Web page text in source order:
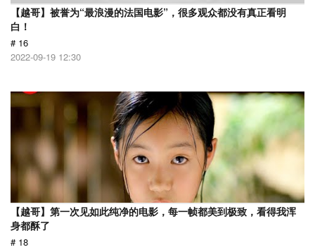
【越哥】被誉为“最浪漫的法国电影”，很多观众都没有真正看明
白！
# 16
2022-09-19 12:30
【越哥】第一次见如此纯净的电影，每一帧都美到极致，看得我浑
身都酥了
# 18